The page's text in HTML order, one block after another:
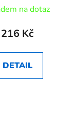
na dotaz
216 Kč
DETAIL